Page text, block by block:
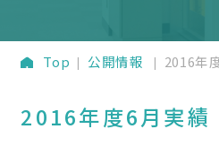
Top 公開情報 2016年
2016年度6月実績